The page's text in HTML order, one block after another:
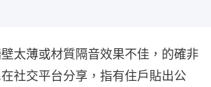
太薄或材質隔音效果不佳，的確非
社交平台分享，指有住戶貼出公